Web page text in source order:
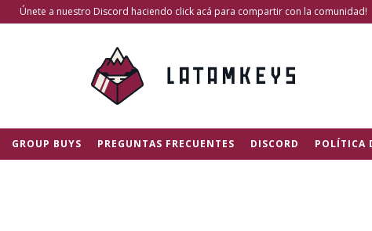
Únete a nuestro Discord haciendo click acá para compartir con la comunidad!
GROUP BUYS PREGUNTAS FRECUENTES DISCORD POLÍTICA